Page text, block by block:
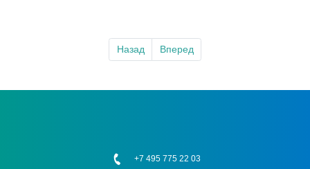
Назад Вперед
+7 495 775 22 03